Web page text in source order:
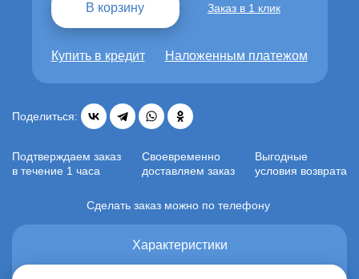
В корзину Заказ в 1 клик
Купить в кредит Наложенным платежом
Поделиться:
Подтверждаем заказ
в течение 1 часа
Своевременно
доставляем заказ
Выгодные
условия возврата
Сделать заказ можно по телефону
Характеристики